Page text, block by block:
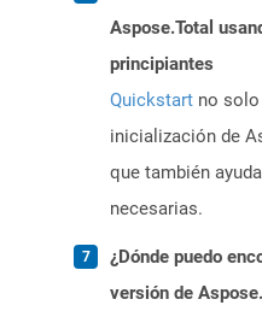
Aspose.Total
principiantes
Quickstart no
inicialización de
que también
necesarias.
¿Dónde puedo
versión de